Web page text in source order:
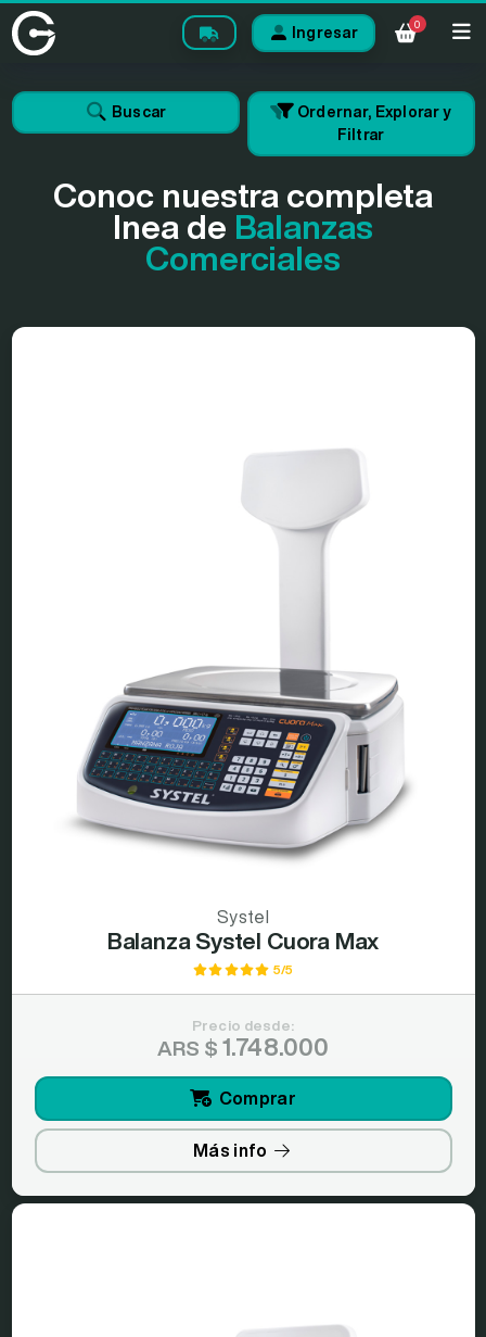
Ingresar
0
Buscar
Ordernar, Explorar y
Filtrar
Conoc nuestra completa
lnea de Balanzas
Comerciales
Systel
Balanza Systel Cuora Max
5/5
Precio desde:
ARS $ 1.748.000
Comprar
Más info